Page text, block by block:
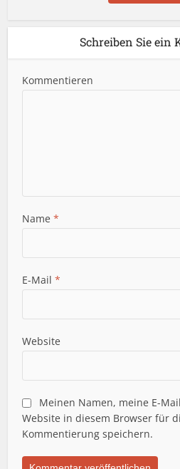
Schreiben Sie ein
Kommentieren
Name*
E-Mail*
Website
Meinen Namen, meine E-
Website in diesem Browser für
Kommentierung speichern.